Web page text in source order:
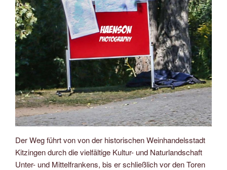
Der Weg führt von von der historischen Weinhandelsstadt
Kitzingen durch die vielfältige Kultur- und Naturlandschaft
Unter- und Mittelfrankens, bis er schließlich vor den Toren